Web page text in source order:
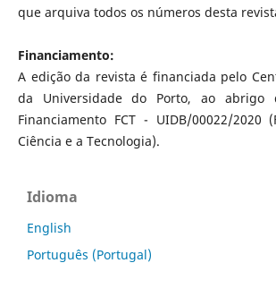
que arquiva todos os números desta
Financiamento:
A edição da revista é financiada pelo
da Universidade do Porto, ao abrigo
Financiamento FCT - UIDB/00022/2020
Ciência e a Tecnologia).
Idioma
English
Português (Portugal)